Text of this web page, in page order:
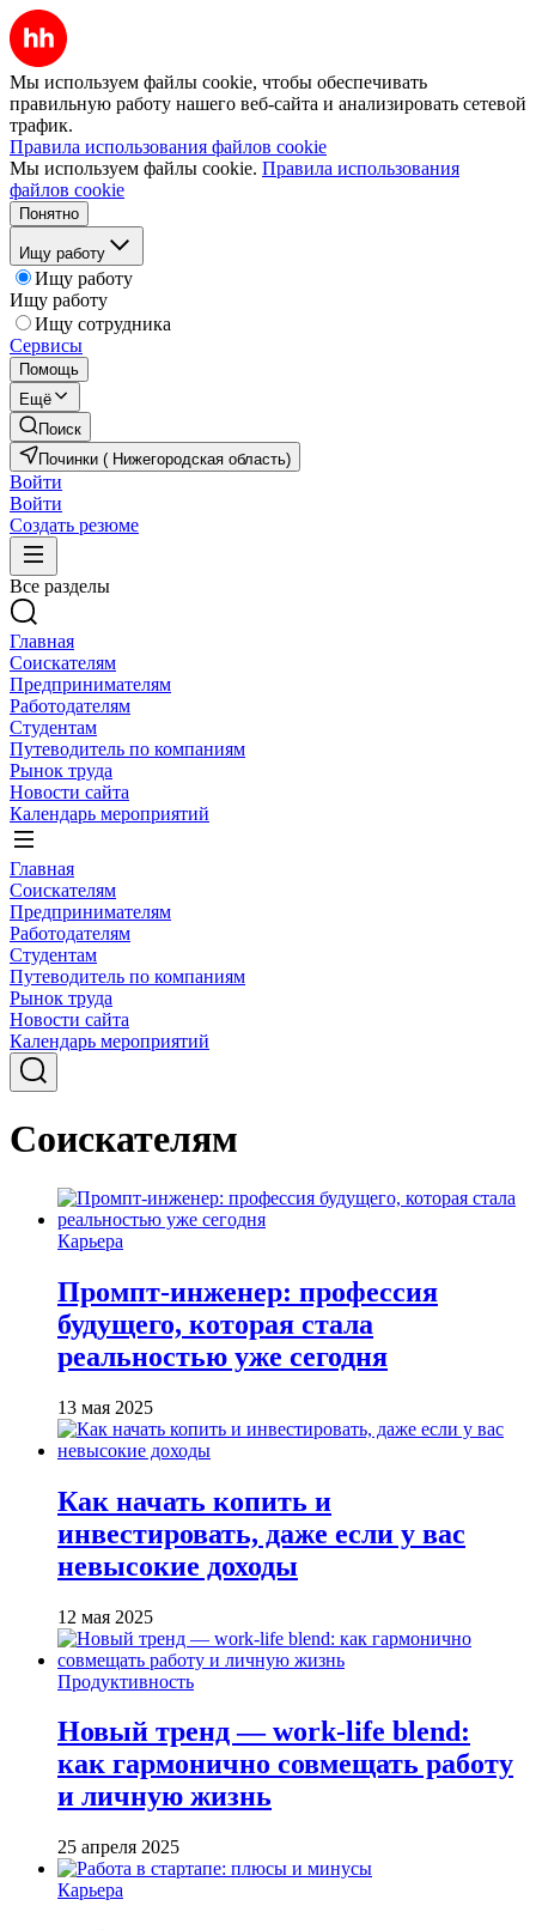
Мы используем файлы cookie, чтобы обеспечивать
правильную работу нашего веб-сайта и анализировать сетевой
трафик.
Правила использования файлов cookie
Мы используем файлы cookie. Правила использования
файлов cookie
Понятно
Ищу работу
Ищу работу
Ищу работу
Ищу сотрудника
Сервисы
Помощь
Ещё
Поиск
Починки ( Нижегородская область)
Войти
Войти
Создать резюме
Все разделы
Главная
Соискателям
Предпринимателям
Работодателям
Студентам
Путеводитель по компаниям
Рынок труда
Новости сайта
Календарь мероприятий
Главная
Соискателям
Предпринимателям
Работодателям
Студентам
Путеводитель по компаниям
Рынок труда
Новости сайта
Календарь мероприятий
Соискателям
Карьера
Промпт-инженер: профессия
будущего, которая стала
реальностью уже сегодня
13 мая 2025
Как начать копить и
инвестировать, даже если у вас
невысокие доходы
12 мая 2025
Продуктивность
Новый тренд — work-life blend:
как гармонично совмещать работу
и личную жизнь
25 апреля 2025
Карьера